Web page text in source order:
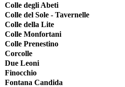
Colle degli Abeti
Colle del Sole - Tavernelle
Colle della Lite
Colle Monfortani
Colle Prenestino
Corcolle
Due Leoni
Finocchio
Fontana Candida